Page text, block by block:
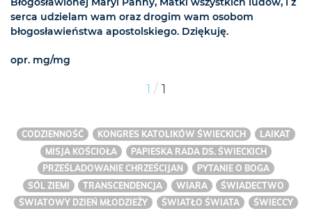
serca udzielam wam oraz drogim wam osobom
błogosławieństwa apostolskiego. Dziękuję.
opr. mg/mg
1 / 1
CODZIENNOŚĆ KONGRES KATOLIKÓW ŚWIECKICH
LAIKAT
MISJA KOŚCIOŁA
PAPIESKA RADA DS. ŚWIECKICH
PRZEŚLADOWANIE CHRZEŚCIJAN
PYTANIE O BOGA
SÓL ZIEMI
TRANSCENDENCJA WIARA
ŚWIADECTWO
ŚWIATOWY DZIEŃ MŁODZIEŻY
ŚWIATŁO ŚWIATA ŚWIECCY